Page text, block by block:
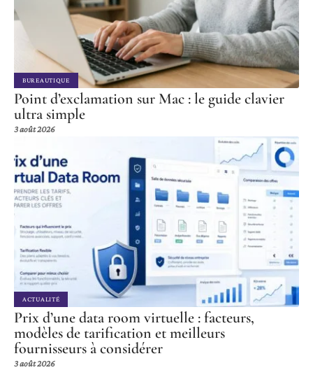
BUREAUTIQUE
Point d’exclamation sur Mac : le guide clavier
ultra simple
3 août 2026
ACTUALITÉ
Prix d’une data room virtuelle : facteurs,
modèles de tarification et meilleurs
fournisseurs à considérer
3 août 2026